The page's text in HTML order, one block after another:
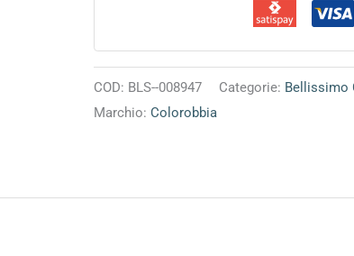
COD: BLS--008947 Categorie: Bellissimo
Marchio:Colorobbia